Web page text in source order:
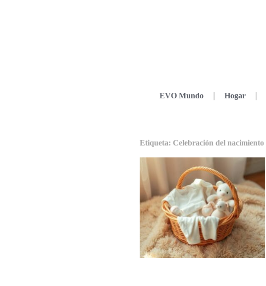
EVO Mundo Hogar
Etiqueta: Celebración del nacimiento